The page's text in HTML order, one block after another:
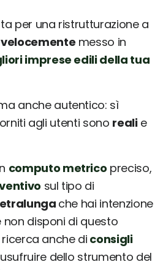
per una ristrutturazione a
velocemente messo in
imprese edili della tua
anche autentico: sì
agli utenti sono realie
computo metrico preciso,
sul tipo di
che hai intenzione
disponi di questo
anche di consigli
dello strumento del